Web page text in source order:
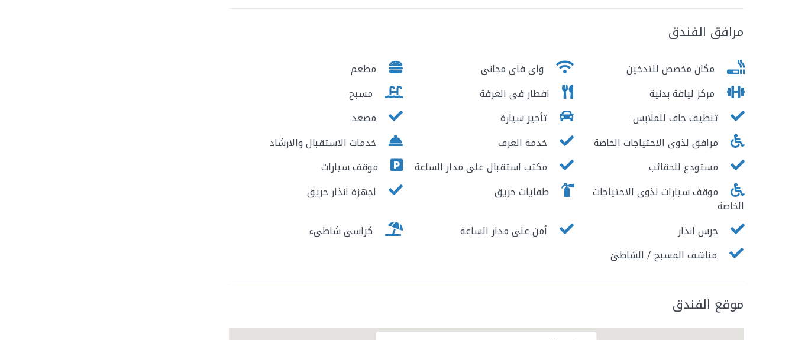
مرافق الفندق
مكان مخصص للتدخين واى فاى مجانى
مطعم
مركز ليافة بدنية
افطار فى الغرفة
مسبح
تنظيف جاف للملابس
تأجير سيارة
مصعد
مرافق لذوى الاحتياجات الخاصة
خدمة الغرف
خدمات الاستقبال والارشاد
مستودع للحقائب
مكتب استقبال على مدار الساعة
موقف سيارات
موقف سيارات لذوى الاحتياجات
الخاصة
طفايات حريق اجهزة انذار حريق
جرس انذار أمن على مدار الساعة
كراسى شاطىء
مناشف المسبح / الشاطئ
موقع الفندق